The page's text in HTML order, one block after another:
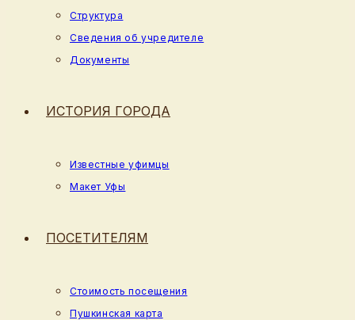
Структура
Сведения об учредителе
Документы
ИСТОРИЯ ГОРОДА
Известные уфимцы
Макет Уфы
ПОСЕТИТЕЛЯМ
Стоимость посещения
Пушкинская карта